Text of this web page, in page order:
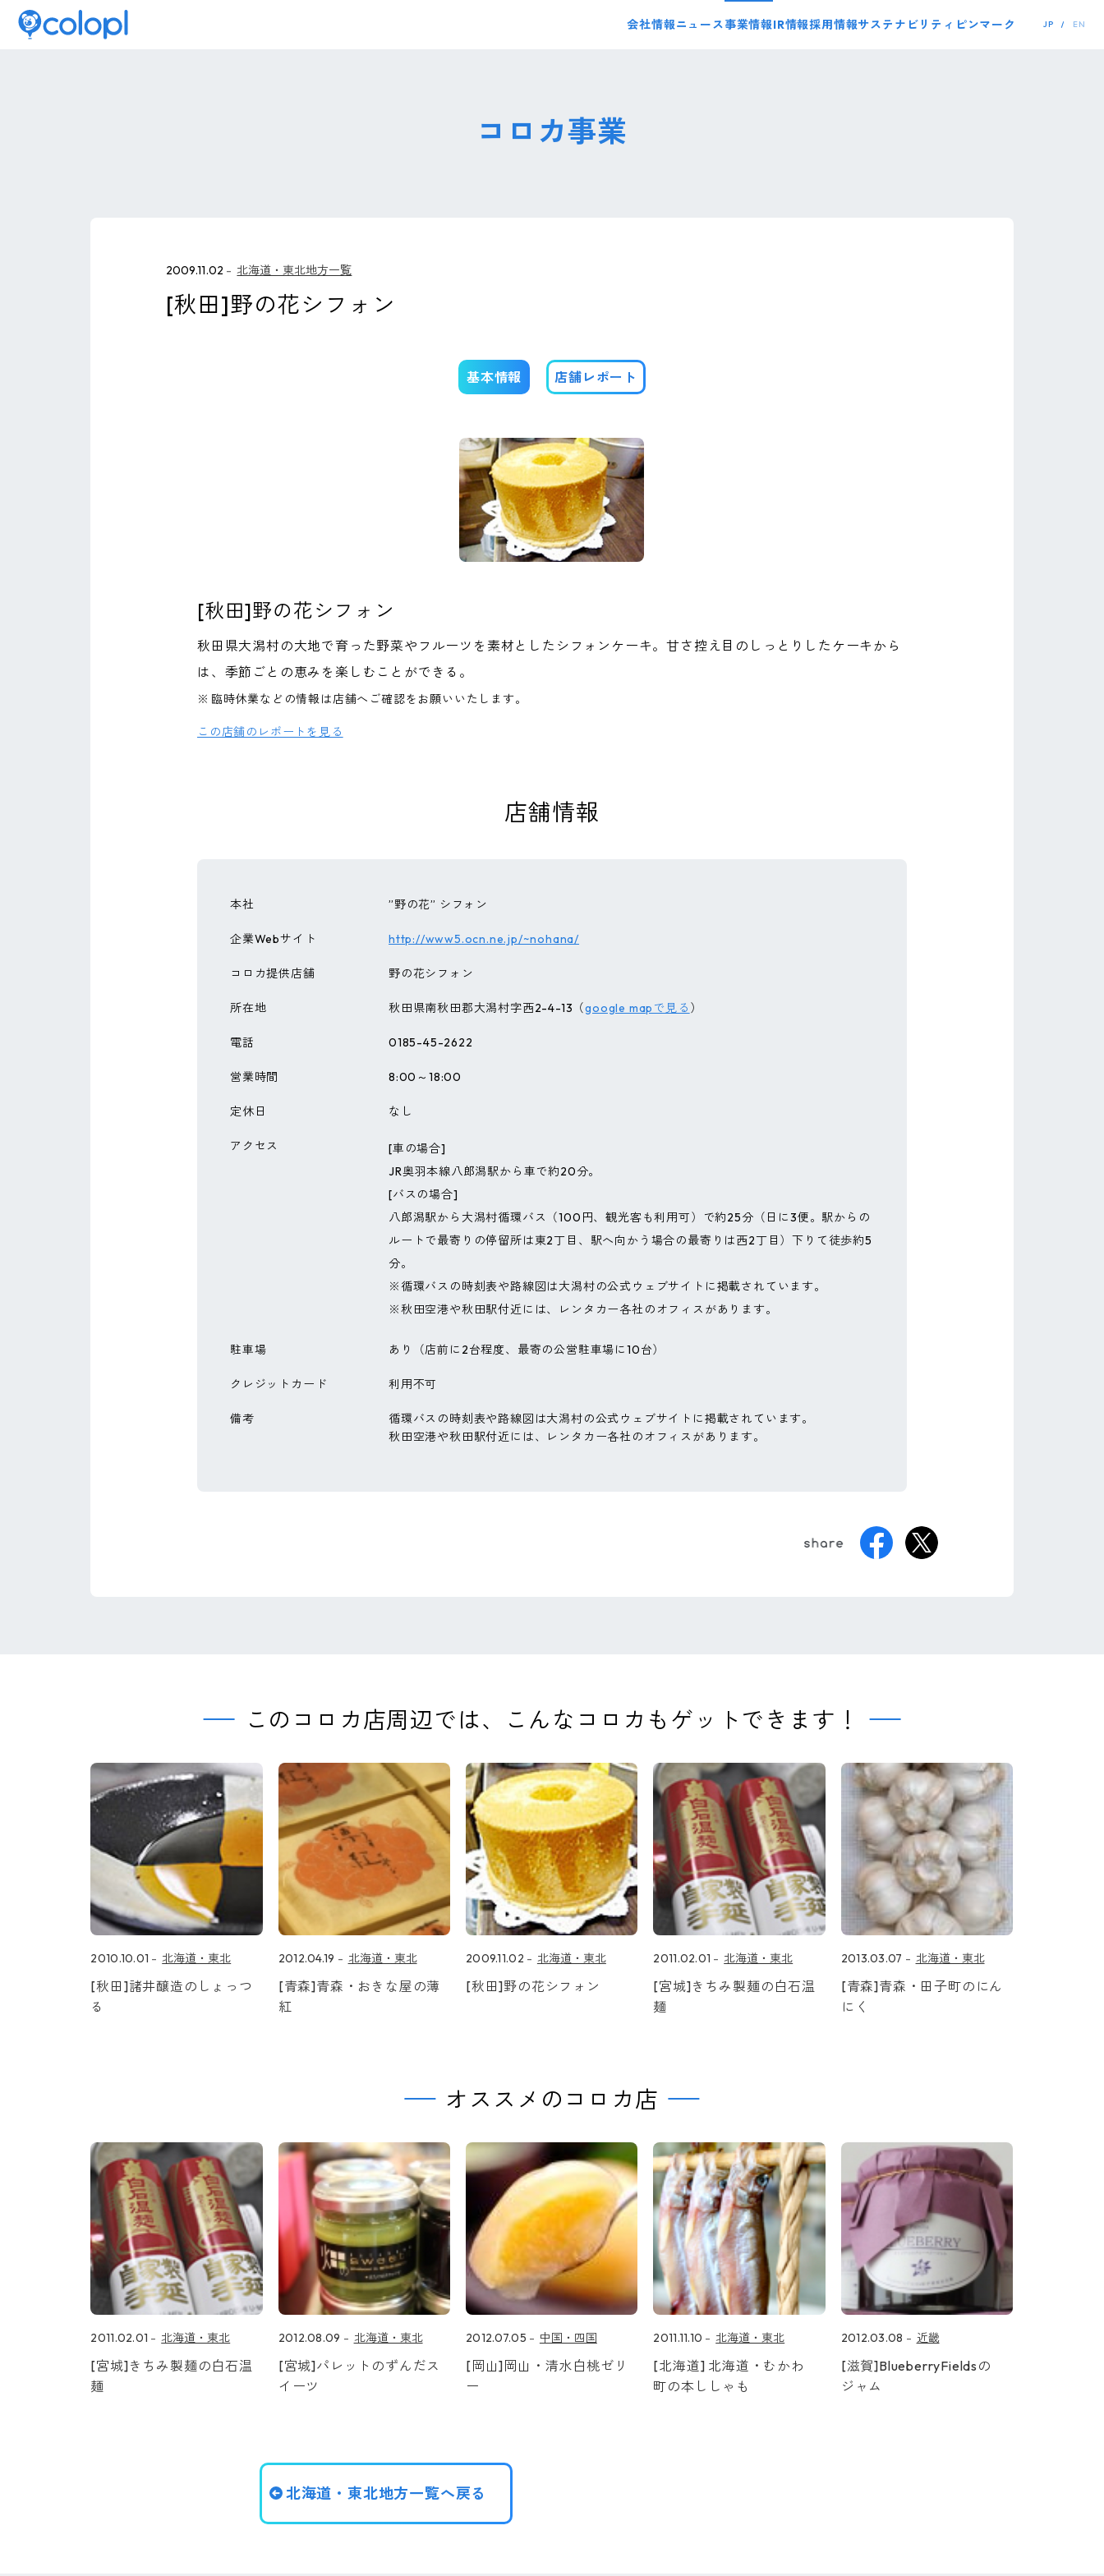
会社情報ニュース事業情報IR情報採用情報サステナビリティ ピンマーク JP EN
コロカ事業
2009.11.02 北海道・東北地方一覧
[秋田]野の花シフォン
基本情報 店舗レポート
[秋田]野の花シフォン
秋田県大潟村の大地で育った野菜やフルーツを素材としたシフォンケーキ。甘さ控え目のしっとりしたケーキから
は、季節ごとの恵みを楽しむことができる。
※ 臨時休業などの情報は店舗へご確認をお願いいたします。
この店舗のレポートを見る
店舗情報
本社 ”野の花” シフォン
企業Webサイト http://www5.ocn.ne.jp/~nohana/
コロカ提供店舗 野の花シフォン
所在地 秋田県南秋田郡大潟村字西2-4-13（google mapで見る ）
電話 0185-45-2622
営業時間 8:00～18:00
定休日 なし
アクセス
[車の場合]
JR奥羽本線八郎潟駅から車で約20分。
[バスの場合]
八郎潟駅から大潟村循環バス（100円、観光客も利用可）で約25分（日に3便。駅からの
ルートで最寄りの停留所は東2丁目、駅へ向かう場合の最寄りは西2丁目）下りて徒歩約5
分。
※循環バスの時刻表や路線図は大潟村の公式ウェブサイトに掲載されています。
※秋田空港や秋田駅付近には、レンタカー各社のオフィスがあります。
駐車場 あり（店前に2台程度、最寄の公営駐車場に10台）
クレジットカード 利用不可
備考
循環バスの時刻表や路線図は大潟村の公式ウェブサイトに掲載されています。
秋田空港や秋田駅付近には、レンタカー各社のオフィスがあります。
このコロカ店周辺では、 こんなコロカもゲットできます！
2010.10.01 北海道・東北
[秋田]諸井醸造のしょっつ
る
2012.04.19 北海道・東北
[青森]青森・おきな屋の薄
紅
2009.11.02 北海道・東北
[秋田]野の花シフォン
2011.02.01 北海道・東北
[宮城]きちみ製麺の白石温
麺
2013.03.07 北海道・東北
[青森]青森・田子町のにん
にく
オススメのコロカ店
2011.02.01 北海道・東北
[宮城]きちみ製麺の白石温
麺
2012.08.09 北海道・東北
[宮城]パレットのずんだス
イーツ
2012.07.05 中国・四国
[岡山]岡山・清水白桃ゼリ
ー
2011.11.10 北海道・東北
[北海道] 北海道・むかわ
町の本ししゃも
2012.03.08 近畿
[滋賀]BlueberryFieldsの
ジャム
北海道・東北地方一覧へ戻る